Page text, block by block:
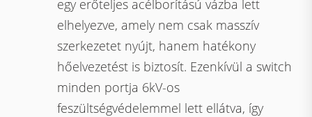
egy erőteljes acélborítású vázba lett
elhelyezve, amely nem csak masszív
szerkezetet nyújt, hanem hatékony
hőelvezetést is biztosít. Ezenkívül a switch
minden portja 6kV-os
feszültségvédelemmel lett ellátva, így